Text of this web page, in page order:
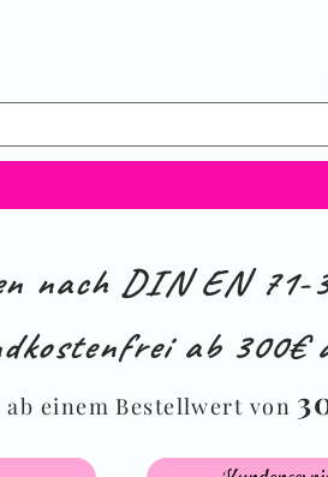
nach DIN EN 71-
ab 300€
ab einem Bestellwert von